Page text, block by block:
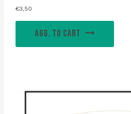
€3,50
AGG. TO CART